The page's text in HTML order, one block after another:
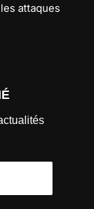
attaques